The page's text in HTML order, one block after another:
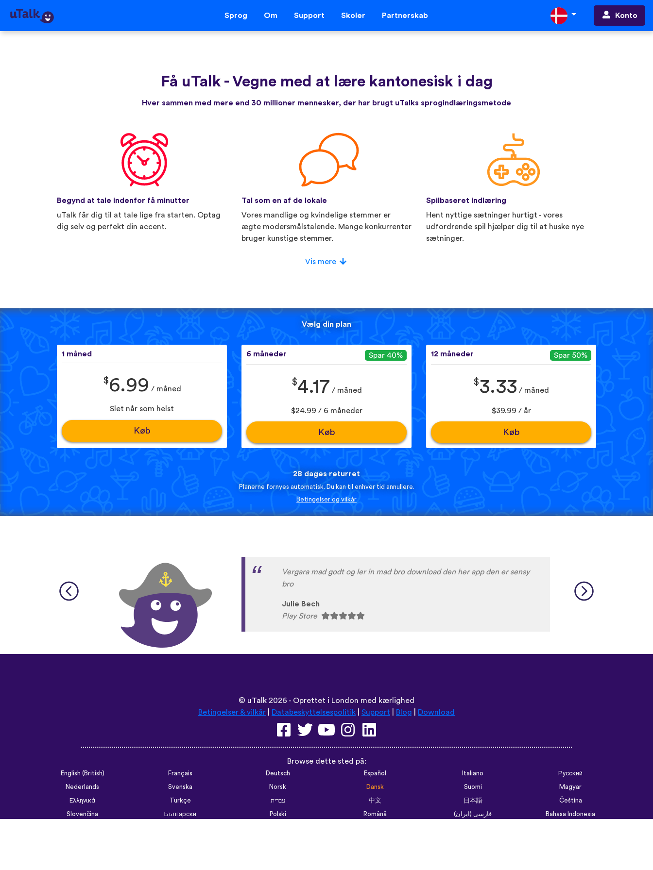
Sprog Om Support Skoler Partnerskab Konto
Få uTalk - Vegne med at lære kantonesisk i dag
Hver sammen med mere end 30 millioner mennesker, der har brugt uTalks sprogindlæringsmetode
Begynd at tale indenfor få minutter
uTalk får dig til at tale lige fra starten. Optag
dig selv og perfekt din accent.
Tal som en af de lokale
Vores mandlige og kvindelige stemmer er
ægte modersmålstalende. Mange konkurrenter
bruger kunstige stemmer.
Spilbaseret indlæring
Hent nyttige sætninger hurtigt - vores
udfordrende spil hjælper dig til at huske nye
sætninger.
Vis mere
Vælg din plan
1 måned
$6.99 / måned
Slet når som helst
Køb
6 måneder Spar 40%
$4.17 / måned
$24.99 / 6 måneder
Køb
12 måneder Spar 50%
$3.33 / måned
$39.99 / år
Køb
28 dages returret
Planerne fornyes automatisk. Du kan til enhver tid annullere.
Betingelser og vilkår
godt
Play Store
Browse dette sted på:
English (British) Français Deutsch Español Italiano
Русский
Ελληνικά
Türkçe עברית 中文 日本語
Čeština
Slovenčina
Български Polski Română فارسی (ایران)
Bahasa Indonesia
ไทย
Tiếng Việt 한국어 Português do Brasil Українська
العربية الرسمية الحديثة
Монгол
Azərbaycan dili